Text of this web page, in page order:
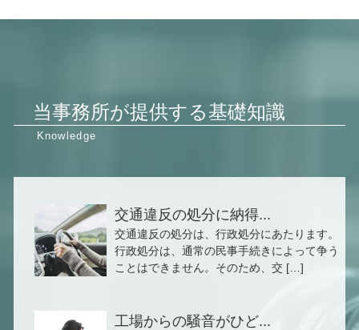
当事務所が提供する基礎知識
交通違反の処分に納得...
交通違反の処分は、行政処分にあたります。
行政処分は、通常の民事手続きによって争う
ことはできません。そのため、交 […]
工場からの騒音がひど...